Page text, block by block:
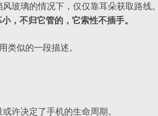
玻璃的情况下，仅仅靠耳朵获取路线。
，不归它管的，它索性不插手。
类似的一段描述。
许决定了手机的生命周期。